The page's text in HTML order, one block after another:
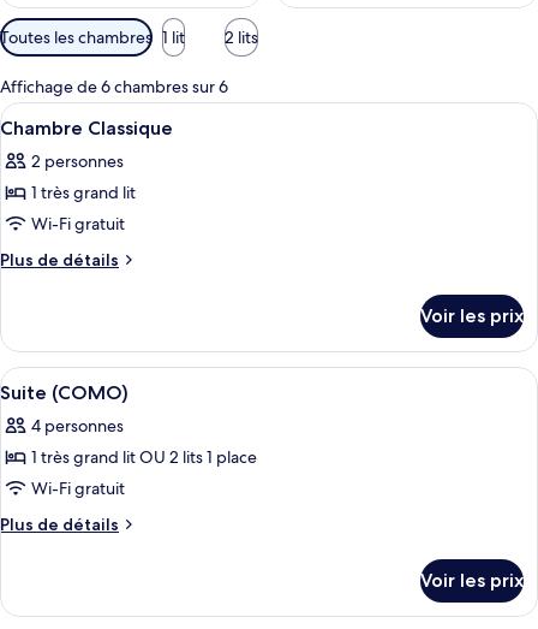
Filtres
disponibles
pour
les
chambres
Toutes les chambres 1 lit 2 lits
Affichage de 6 chambres sur 6
Afficher
toutes
les
photos
pour
ce
chambre :
Chambre
Classique
Literie de qualité supérieure,
3
Chambre Classique
2 personnes
1 très grand lit
Wi-Fi gratuit
Plus de détails
Plus
le
type
de
chambre
Chambre
Classique
Voir les prix
Afficher
toutes
les
photos
pour
ce
chambre :
Literie de qualité supérieure,
1
Suite (COMO)
4 personnes
1 très grand lit OU 2 lits 1 place
Wi-Fi gratuit
Plus de détails
Plus
le
Voir les prix